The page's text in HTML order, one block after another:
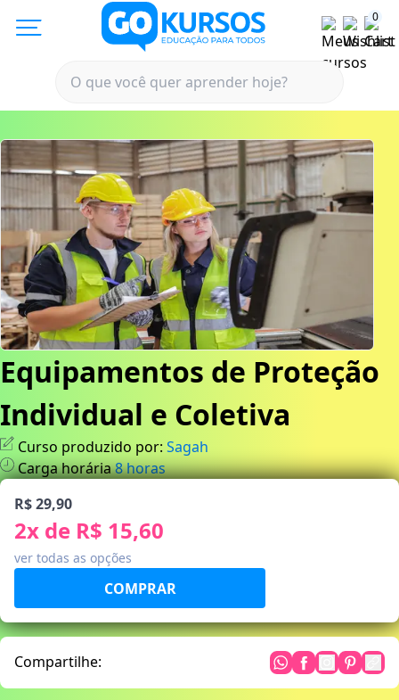
0
Equipamentos de Proteção
Individual e Coletiva
Curso produzido por: Sagah
Carga horária8horas
R$ 29,90
2x de R$ 15,60
ver todas as opções
Compartilhe: